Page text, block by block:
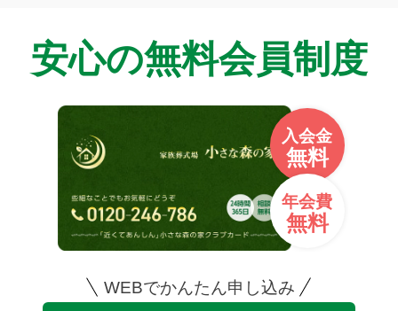
安心の無料会員制度
入会金
無料
年会費
無料
WEBでかんたん申し込み